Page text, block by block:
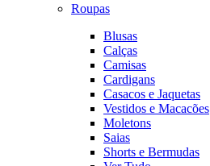
Roupas
Blusas
Calças
Camisas
Cardigans
Casacos e Jaquetas
Vestidos e Macacões
Moletons
Saias
Shorts e Bermudas